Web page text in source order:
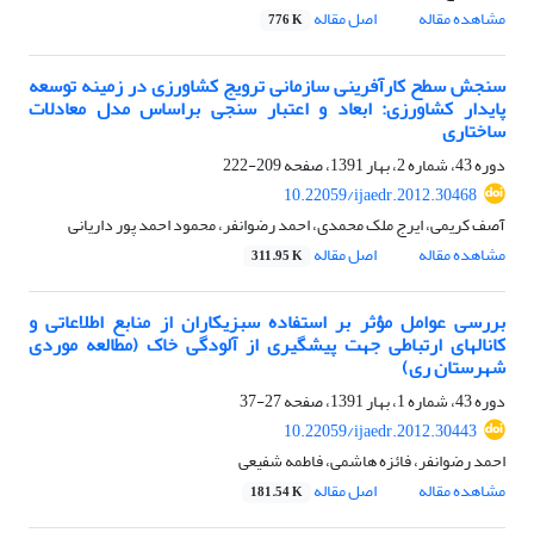
مشاهده مقاله
اصل مقاله 776 K
سنجش سطح کارآفرینی سازمانی ترویج کشاورزی در زمینه توسعه
پایدار کشاورزی: ابعاد و اعتبار سنجی براساس مدل معادلات
ساختاری
دوره 43، شماره 2، بهار 1391، صفحه
209-222
10.22059/ijaedr.2012.30468
آصف کریمی، ایرج ملک محمدی، احمد رضوانفر، محمود احمد پور داریانی
مشاهده مقاله
اصل مقاله 311.95 K
بررسی عوامل مؤثر بر استفاده سبزیکاران از منابع اطلاعاتی و
کانال‎های ارتباطی جهت پیشگیری از آلودگی خاک (مطالعه موردی
شهرستان ری)
دوره 43، شماره 1، بهار 1391، صفحه
27-37
10.22059/ijaedr.2012.30443
احمد رضوانفر، فائزه هاشمی، فاطمه شفیعی
مشاهده مقاله
اصل مقاله 181.54 K